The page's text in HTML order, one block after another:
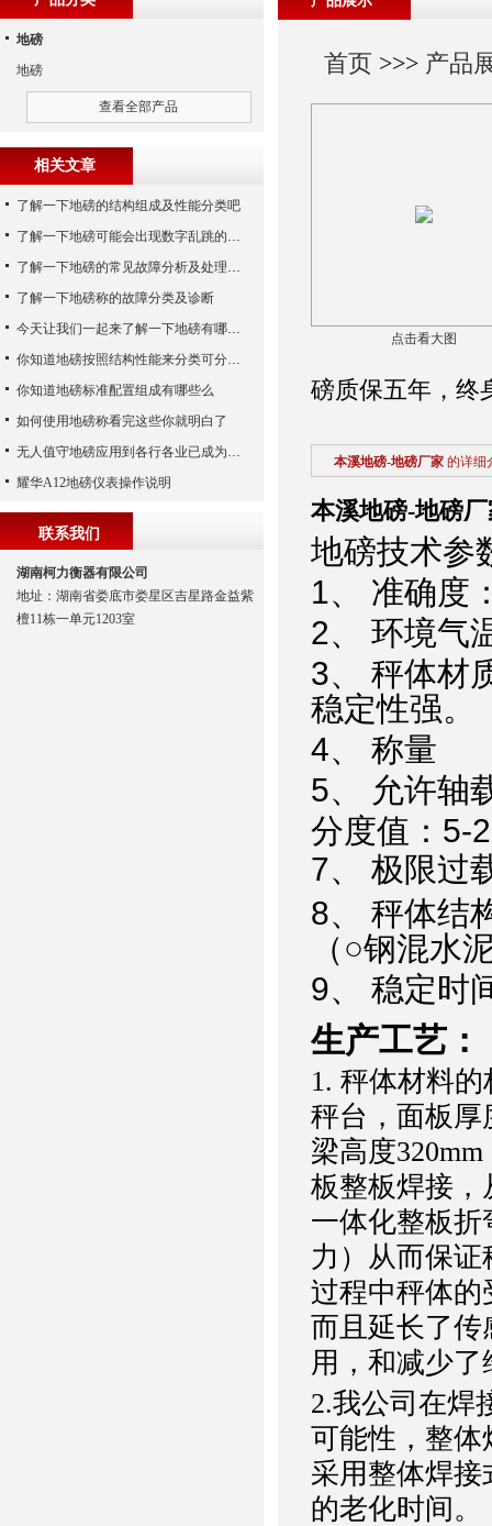
首页 >>> 产品
点击看大图
磅质保五年，终
本溪地磅-地磅厂家 的详细
本溪地磅-地磅
地磅技术参
1、 准确度
2、 环境
3、 秤体材
稳定性强。
4、 称量
5、 允许轴
分度值：5-
7、 极限过
8、 秤体结
（○钢混水
9、 稳定时
生产工艺：
1. 秤体材料
秤台，面板厚
梁高度
板整板焊接，
一体化整板
力）从而保
过程中秤体的
而且延长了传
用，和减少
2.我公司在焊
可能性，整体
采用整体焊
的老化时间。
地磅
地磅
查看全部产品
相关文章
了解一下地磅的结构组成及性能分类吧
了解一下地磅可能会出现数字乱跳的原因
了解一下地磅的常见故障分析及处理方法
了解一下地磅称的故障分类及诊断
今天让我们一起来了解一下地磅有哪些特点吧
你知道地磅按照结构性能来分类可分为哪些么
你知道地磅标准配置组成有哪些么
如何使用地磅称看完这些你就明白了
无人值守地磅应用到各行各业已成为称重历史发展的潮流
耀华A12地磅仪表操作说明
联系我们
湖南柯力衡器有限公司
地址：湖南省娄底市娄星区吉星路金益紫
檀11栋一单元1203室